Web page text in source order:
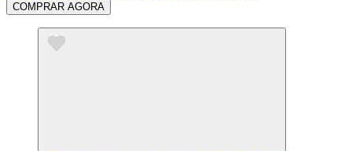
COMPRAR AGORA